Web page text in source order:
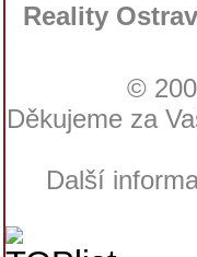
Reality
©
Děkujeme za
Další